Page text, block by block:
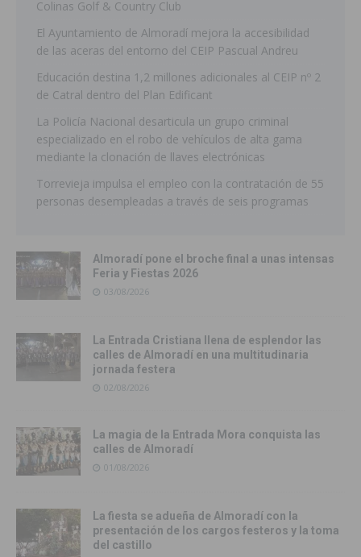
Colinas Golf & Country Club
El Ayuntamiento de Almoradí mejora la accesibilidad
de las aceras del entorno del CEIP Pascual Andreu
Educación destina 1,2 millones adicionales al CEIP nº 2
de Catral dentro del Plan Edificant
La Policía Nacional desarticula un grupo criminal
especializado en el robo de vehículos de alta gama
mediante la clonación de llaves electrónicas
Torrevieja impulsa el empleo con la contratación de 55
personas desempleadas a través de seis programas
Almoradí pone el broche final a unas intensas
Feria y Fiestas 2026
03/08/2026
La Entrada Cristiana llena de esplendor las
calles de Almoradí en una multitudinaria
jornada festera
02/08/2026
La magia de la Entrada Mora conquista las
calles de Almoradí
01/08/2026
La fiesta se adueña de Almoradí con la
presentación de los cargos festeros y la toma
del castillo